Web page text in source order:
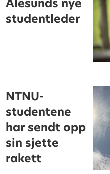
Ålesunds nye
studentleder
NTNU-
studentene
har sendt opp
sin sjette
rakett